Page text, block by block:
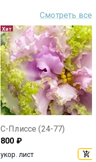
Смотреть все
Хит
С-Плиссе (24-77)
800 ₽
укор. лист